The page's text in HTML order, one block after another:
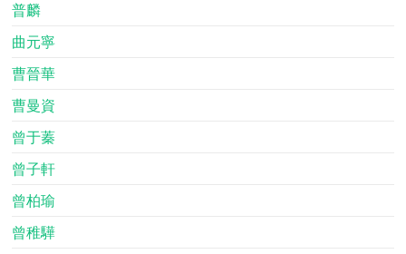
普麟
曲元寧
曹晉華
曹曼資
曾于蓁
曾子軒
曾柏瑜
曾稚驊